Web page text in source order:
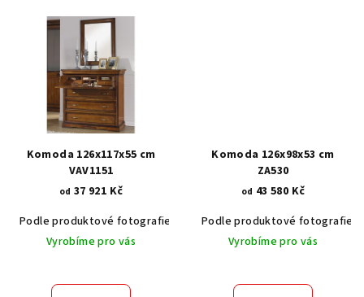
Komoda 126x117x55 cm
VAV1151
od 37 921 Kč
Podle produktové fotografie
Akát vintage BT1551
Dub světlý
Vyrobíme pro vás
Komoda 126x98x53 cm
ZA530
od 43 580 Kč
Podle produktové fotografie
Vyrobíme pro vás